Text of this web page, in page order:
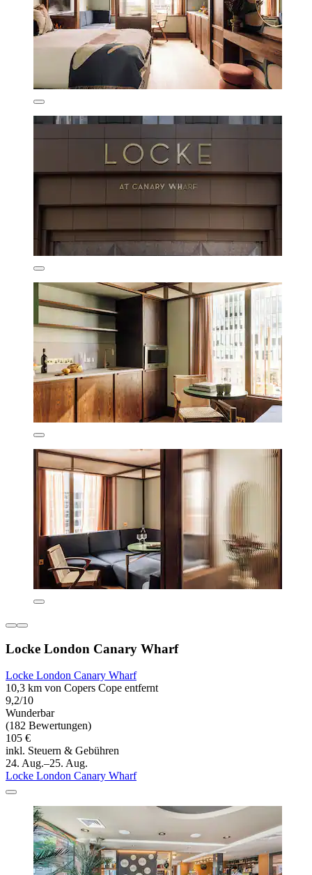
Locke London Canary Wharf
Locke London Canary Wharf
10,3 km von Copers Cope entfernt
9,2/10
Wunderbar
(182 Bewertungen)
105 €
inkl. Steuern & Gebühren
24. Aug.–25. Aug.
Locke London Canary Wharf